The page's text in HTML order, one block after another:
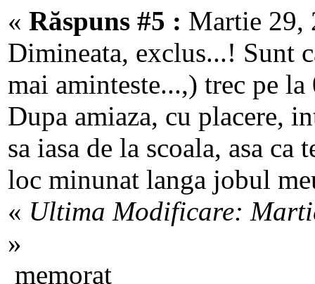
« Răspuns #5 : Martie 29,
Dimineata, exclus...! Sunt
mai aminteste...,) trec pe
Dupa amiaza, cu placere,
sa iasa de la scoala, asa
loc minunat langa jobul
« Ultima Modificare:
»
memorat